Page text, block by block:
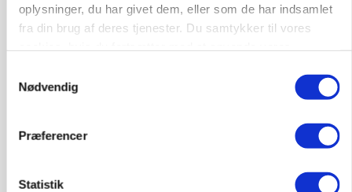
oplysninger, du har givet dem, eller som de har indsamlet
fra din brug af deres tjenester. Du samtykker til vores
Nødvendig
Præferencer
Statistik